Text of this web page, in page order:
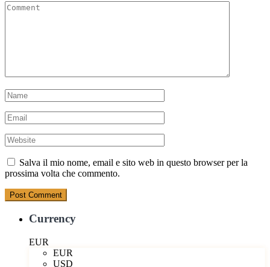
Salva il mio nome, email e sito web in questo browser per la
prossima volta che commento.
Currency
EUR
EUR
USD